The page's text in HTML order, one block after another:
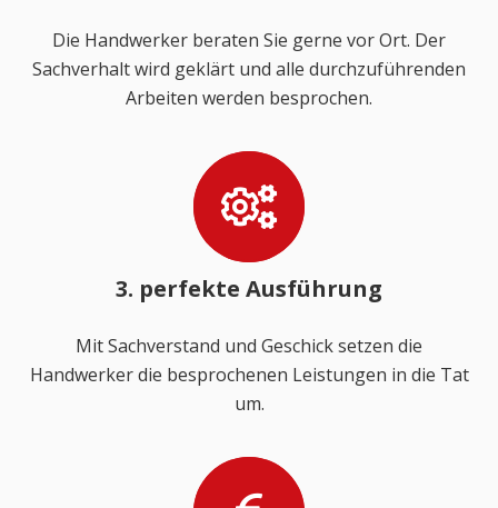
Die Handwerker beraten Sie gerne vor Ort. Der
Sachverhalt wird geklärt und alle durchzuführenden
Arbeiten werden besprochen.
3. perfekte Ausführung
Mit Sachverstand und Geschick setzen die
Handwerker die besprochenen Leistungen in die Tat
um.